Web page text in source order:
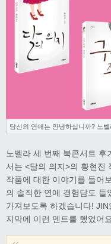
당신의 연애는 안녕하십니까? 노
노벨라 세 번째 북콘서트 후
서는 <달의 의지>의 황현진
작품에 대한 이야기를 들어
의 솔직한 연애 경험담도 들
가져보도록 하겠습니다!
지막에 이런 멘트를 했었어요.